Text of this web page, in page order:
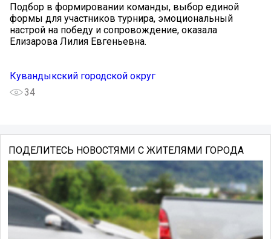
Подбор в формировании команды, выбор единой
формы для участников турнира, эмоциональный
настрой на победу и сопровождение, оказала
Елизарова Лилия Евгеньевна.
Кувандыкский городской округ
34
ПОДЕЛИТЕСЬ НОВОСТЯМИ С ЖИТЕЛЯМИ ГОРОДА